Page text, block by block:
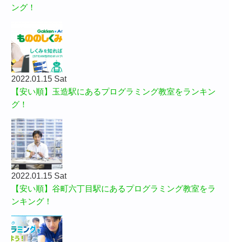
ング！
2022.01.15 Sat
【安い順】玉造駅にあるプログラミング教室をランキン
グ！
2022.01.15 Sat
【安い順】谷町六丁目駅にあるプログラミング教室をラ
ンキング！